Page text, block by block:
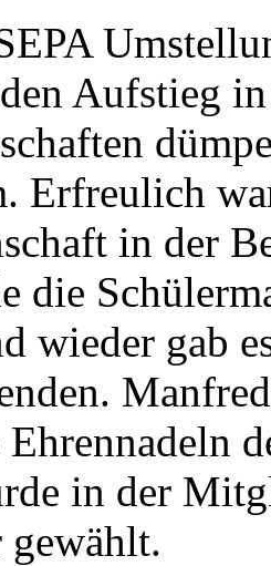
Aufstieg
Erfreulich
in der
die
wieder gab
in der
gewählt.